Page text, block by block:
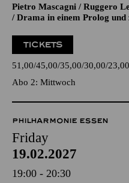
Pietro Mascagni / Ruggero
/ Drama in einem Prolog und
TICKETS
51,00 45,00 35,00 30,00 23,00
Abo 2: Mittwoch
PHILHARMONIE ESSEN
Friday
19.02.2027
19:00 - 20:30